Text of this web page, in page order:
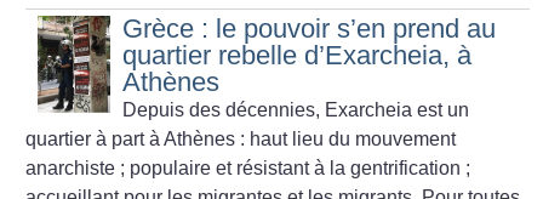
Grèce : le pouvoir s’en prend au
quartier rebelle d’Exarcheia, à
Athènes
Depuis des décennies, Exarcheia est un
quartier à part à Athènes : haut lieu du mouvement
anarchiste ; populaire et résistant à la gentrification ;